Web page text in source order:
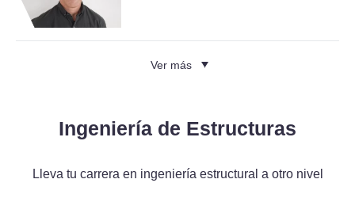
Ver más
Ingeniería de Estructuras
Lleva tu carrera en ingeniería estructural a otro nivel